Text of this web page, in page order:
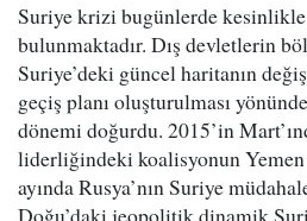
Suriye krizi bugünlerde
bulunmaktadır. Dış devletlerin
Suriye’deki güncel haritanın
geçiş planı oluşturulması
dönemi doğurdu. 2015’in
liderliğindeki koalisyonun Yemen
ayında Rusya’nın Suriye
Doğu’daki jeopolitik dinamik